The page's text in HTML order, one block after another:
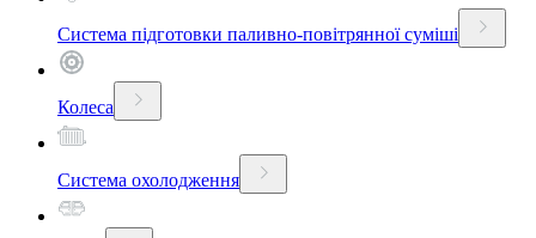
Система підготовки паливно-повітрянної суміші
Колеса
Система охолодження